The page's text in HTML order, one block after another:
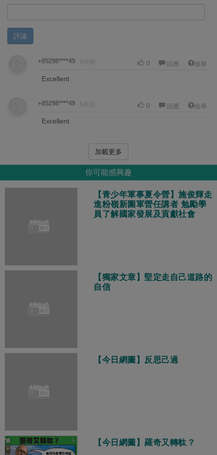
評論
+85298****49 5年前 0 回應 檢舉
Excellent
+85298****49 5年前 0 回應 檢舉
Excellent
加載更多
你可能感興趣
【青少年軍事夏令營】施俊輝走
進粉嶺新圍軍營任講者 勉勵學
員了解國家發展及貢獻社會
【獨家文章】堅定走自己道路的
自信
【今日網圖】反思己過
【今日網圖】羅奇又轉軚？